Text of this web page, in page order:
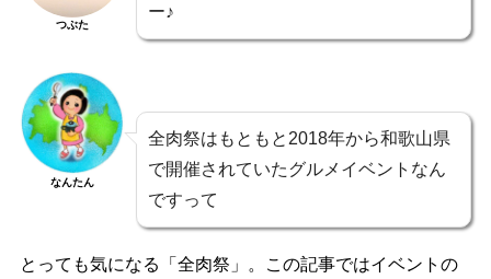
つぶた
ー♪
なんたん
全肉祭はもともと2018年から和歌山県
で開催されていたグルメイベントなん
ですって
とっても気になる「全肉祭」。この記事ではイベントの